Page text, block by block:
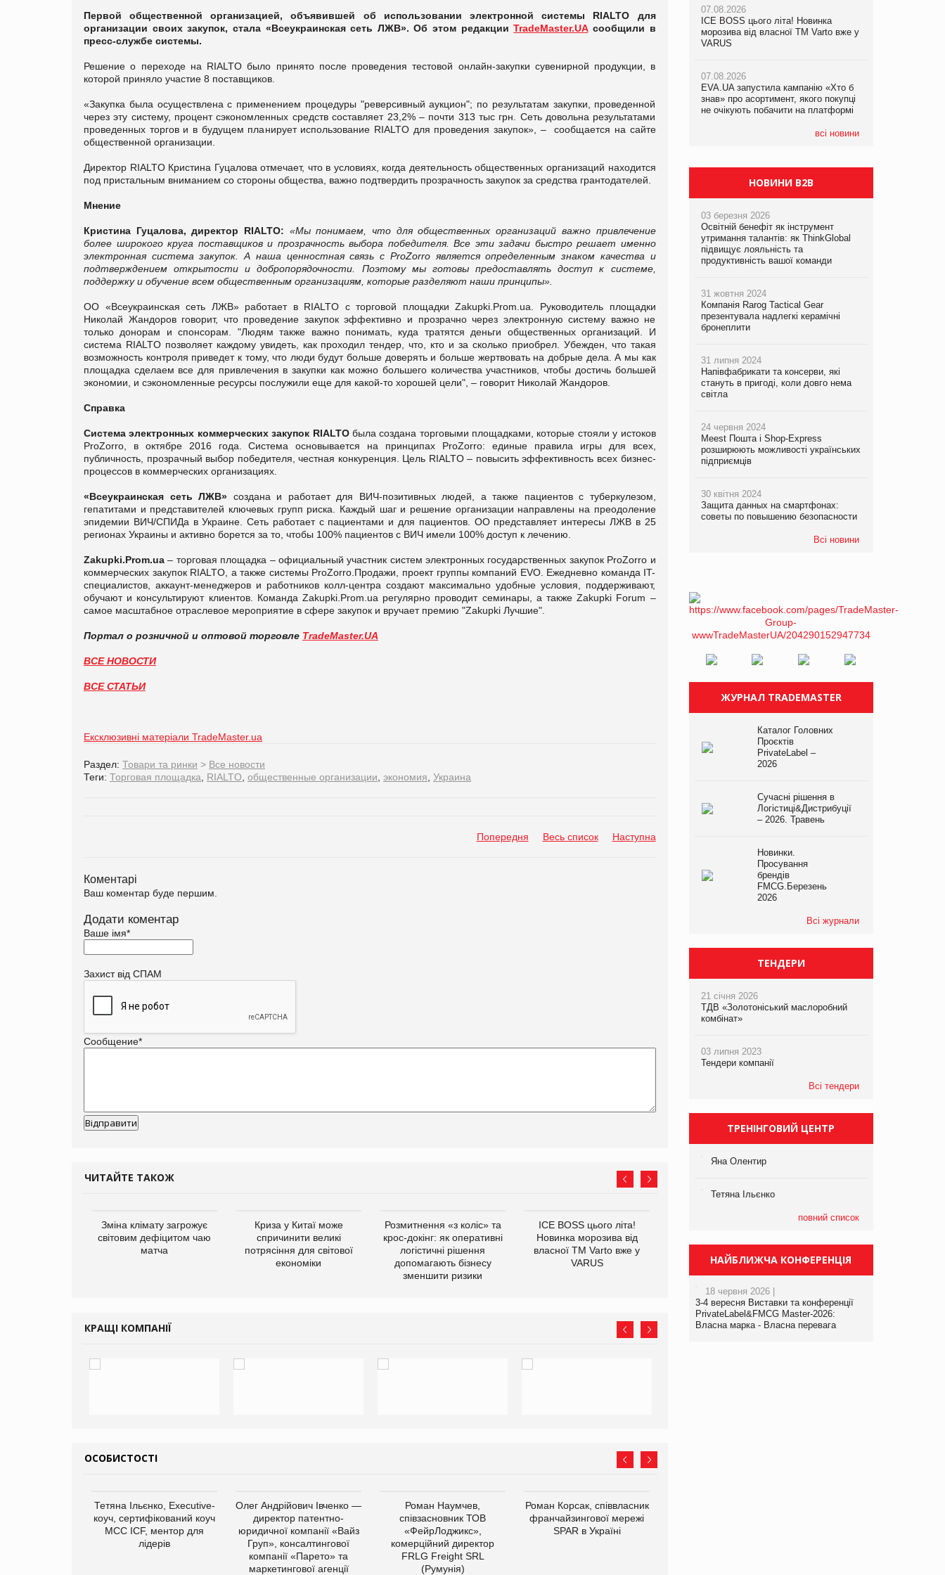
Первой общественной организацией, объявившей об использовании электронной системы RIALTO для
организации своих закупок, стала «Всеукраинская сеть ЛЖВ». Об этом редакцииTradeMaster.UAсообщили в
пресс-службе системы.
Решение о переходе на RIALTO было принято после проведения тестовой онлайн-закупки сувенирной продукции, в
которой приняло участие 8 поставщиков.
«Закупка была осуществлена с применением процедуры "реверсивный аукцион"; по результатам закупки, проведенной
через эту систему, процент сэкономленных средств составляет 23,2% – почти 313 тыс грн. Сеть довольна результатами
проведенных торгов и в будущем планирует использование RIALTO для проведения закупок», – сообщается на сайте
общественной организации.
Директор RIALTO Кристина Гуцалова отмечает, что в условиях, когда деятельность общественных организаций находится
под пристальным вниманием со стороны общества, важно подтвердить прозрачность закупок за средства грантодателей.
Мнение
Кристина Гуцалова, директор RIALTO: «Мы понимаем, что для общественных организаций важно привлечение
более широкого круга поставщиков и прозрачность выбора победителя. Все эти задачи быстро решает именно
электронная система закупок. А наша ценностная связь с ProZorro является определенным знаком качества и
подтверждением открытости и добропорядочности. Поэтому мы готовы предоставлять доступ к системе,
поддержку и обучение всем общественным организациям, которые разделяют наши принципы».
ОО «Всеукраинская сеть ЛЖВ» работает в RIALTO с торговой площадки Zakupki.Prom.ua. Руководитель площадки
Николай Жандоров говорит, что проведение закупок эффективно и прозрачно через электронную систему важно не
только донорам и спонсорам. "Людям также важно понимать, куда тратятся деньги общественных организаций. И
система RIALTO позволяет каждому увидеть, как проходил тендер, что, кто и за сколько приобрел. Убежден, что такая
возможность контроля приведет к тому, что люди будут больше доверять и больше жертвовать на добрые дела. А мы как
площадка сделаем все для привлечения в закупки как можно большего количества участников, чтобы достичь большей
экономии, и сэкономленные ресурсы послужили еще для какой-то хорошей цели", – говорит Николай Жандоров.
Справка
Система электронных коммерческих закупок RIALTO была создана торговыми площадками, которые стояли у истоков
ProZorro, в октябре 2016 года. Система основывается на принципах ProZorro: единые правила игры для всех,
публичность, прозрачный выбор победителя, честная конкуренция. Цель RIALTO – повысить эффективность всех бизнес-
процессов в коммерческих организациях.
«Всеукраинская сеть ЛЖВ» создана и работает для ВИЧ-позитивных людей, а также пациентов с туберкулезом,
гепатитами и представителей ключевых групп риска. Каждый шаг и решение организации направлены на преодоление
эпидемии ВИЧ/СПИДа в Украине. Сеть работает с пациентами и для пациентов. ОО представляет интересы ЛЖВ в 25
регионах Украины и активно борется за то, чтобы 100% пациентов с ВИЧ имели 100% доступ к лечению.
Zakupki.Prom.ua – торговая площадка – официальный участник систем электронных государственных закупок ProZorro и
коммерческих закупок RIALTO, а также системы ProZorro.Продажи, проект группы компаний EVO. Ежедневно команда IT-
специалистов, аккаунт-менеджеров и работников колл-центра создают максимально удобные условия, поддерживают,
обучают и консультируют клиентов. Команда Zakupki.Prom.ua регулярно проводит семинары, а также Zakupki Forum –
самое масштабное отраслевое мероприятие в сфере закупок и вручает премию "Zakupki Лучшие".
Портал о розничной и оптовой торговле TradeMaster.UA
ВСЕ НОВОСТИ
ВСЕ СТАТЬИ
Ексклюзивні матеріали TradeMaster.ua
Раздел: Товари та ринки > Все новости
Теги: Торговая площадка RIALTO общественные организации экономия Украина
Попередня Весь список Наступна
Коментарі
Ваш коментар буде першим.
Додати коментар
Ваше імя*
Захист від СПАМ
Сообщение*
ЧИТАЙТЕ ТАКОЖ
Зміна клімату загрожує
світовим дефіцитом чаю
матча
Криза у Китаї може
спричинити великі
потрясіння для світової
економіки
Розмитнення «з коліс» та
крос-докінг: як оперативні
логістичні рішення
допомагають бізнесу
зменшити ризики
ICE BOSS цього літа!
Новинка морозива від
власної ТМ Varto вже у
VARUS
не очікують побачити на
платформі
КРАЩІ КОМПАНІЇ
ОСОБИСТОСТІ
Тетяна Ільєнко, Executive-
коуч, сертифікований коуч
МСС ICF, ментор для
лідерів
Олег Андрійович Івченко —
директор патентно-
юридичної компанії «Вайз
Груп», консалтингової
компанії «Парето» та
маркетингової агенції
Роман Наумчев,
співзасновник ТОВ
«ФейрЛоджикс»,
комерційний директор
FRLG Freight SRL
(Румунія)
Роман Корсак, співвласник
франчайзингової мережі
SPAR в Україні
07.08.2026
ICE BOSS цього літа! Новинка
морозива від власної ТМ Varto вже у
VARUS
07.08.2026
EVA.UA запустила кампанію «Хто б
знав» про асортимент, якого покупці
не очікують побачити на платформі
всі новини
07.08.2026
ICE BOSS цього літа! Новинка
морозива від власної ТМ Varto вже у
VARUS
07.08.2026
EVA.UA запустила кампанію «Хто б
знав» про асортимент, якого покупці
не очікують побачити на платформі
07.08.2026
Франція заборонила рекламні дзвінки
НОВИНИ B2B
03 березня 2026
Освітній бенефіт як інструмент
утримання талантів: як ThinkGlobal
підвищує лояльність та
продуктивність вашої команди
31 жовтня 2024
Компанія Rarog Tactical Gear
презентувала надлегкі керамічні
бронеплити
31 липня 2024
Напівфабрикати та консерви, які
стануть в пригоді, коли довго нема
світла
24 червня 2024
Meest Пошта і Shop-Express
розширюють можливості українських
підприємців
30 квітня 2024
Защита данных на смартфонах:
советы по повышению безопасности
Всі новини
ЖУРНАЛ TRADEMASTER
Каталог Головних
Проєктів
PrivateLabel –
2026
Сучасні рішення в
Логістиці&Дистрибуції
– 2026. Травень
Новинки.
Просування
брендів
FMCG.Березень
2026
Всі журнали
ТЕНДЕРИ
21 січня 2026
ТДВ «Золотоніський маслоробний
комбінат»
03 липня 2023
Тендери компанії
Всі тендери
ТРЕНІНГОВИЙ ЦЕНТР
Яна Олентир
Тетяна Ільєнко
повний список
НАЙБЛИЖЧА КОНФЕРЕНЦІЯ
18 червня 2026 |
3-4 вересня Виставки та конференції
PrivateLabel&FMCG Master-2026:
Власна марка - Власна перевага